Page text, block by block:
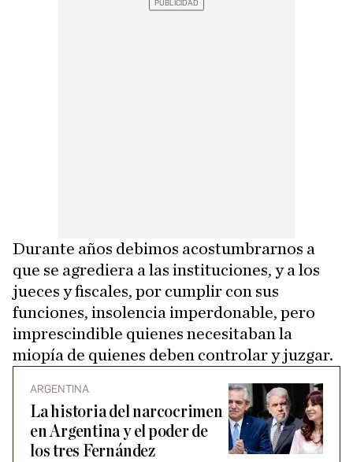
Durante años debimos acostumbrarnos a
que se agrediera a las instituciones, y a los
jueces y fiscales, por cumplir con sus
funciones, insolencia imperdonable, pero
imprescindible quienes necesitaban la
miopía de quienes deben controlar y juzgar.
ARGENTINA
La historia del narcocrimen
en Argentina y el poder de
los tres Fernández